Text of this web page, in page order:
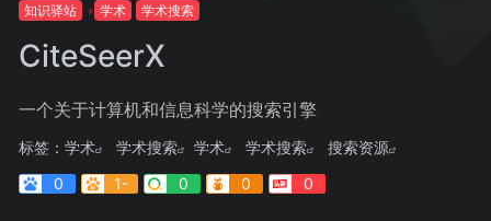
知识驿站 学术 学术搜索
CiteSeerX
一个关于计算机和信息科学的搜索引擎
标签： 学术 学术搜索 学术 学术搜索
搜索资源
0
1- 0 0 0